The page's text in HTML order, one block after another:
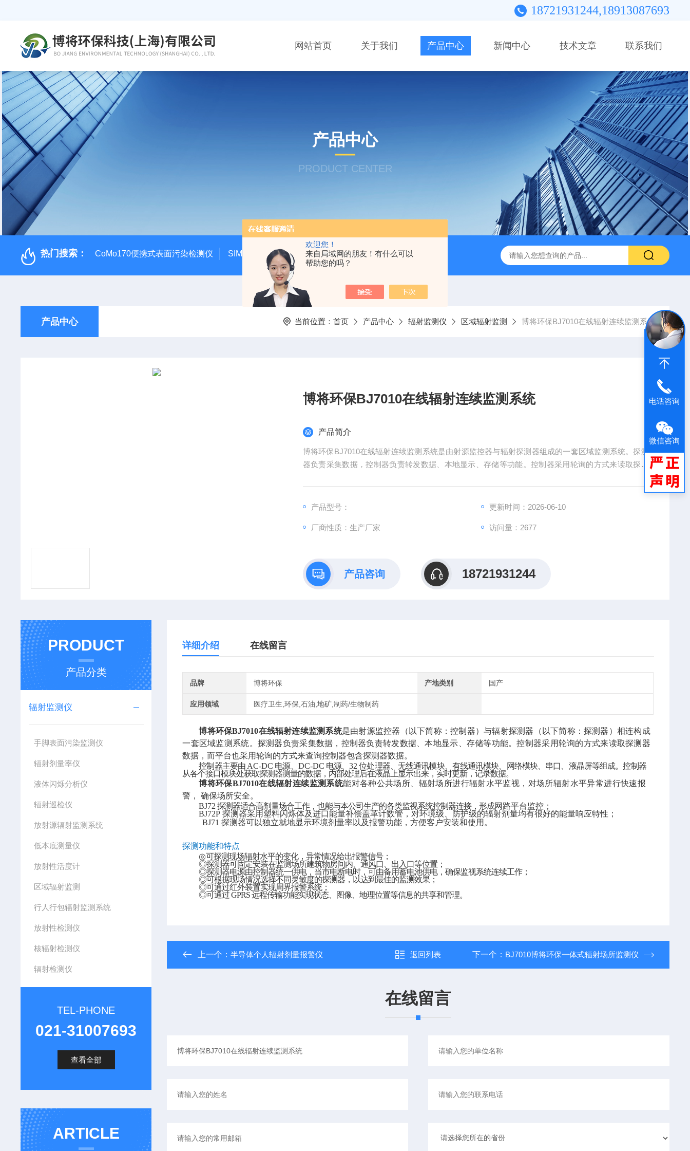
欢迎您！
来自局域网的朋友！有什么可以
帮助您的吗？
18721931244,18913087693
网站首页 关于我们 产品中心 新闻中心 技术文章 联系我们
产品中心
PRODUCT CENTER
热门搜索： CoMo170便携式表面污染检测仪 SIM-MAX LSA3000超低本底液体闪烁谱仪 LSC-8000液闪仪实验分析设备 手持式背散射检查仪 中子个人剂量报警仪
产品中心 当前位置： 首页 产品中心 辐射监测仪 区域辐射监测 博将环保BJ7010在线辐射连续监测系统
博将环保BJ7010在线辐射连续监测系统
产品简介
博将环保BJ7010在线辐射连续监测系统是由射源监控器与辐射探测器组成的一套区域监测系统。探测
器负责采集数据，控制器负责转发数据、本地显示、存储等功能。控制器采用轮询的方式来读取探测
产品型号： 更新时间：2026-06-10
厂商性质：生产厂家 访问量：2677
产品咨询 18721931244
PRODUCT
产品分类
辐射监测仪
手脚表面污染监测仪
辐射剂量率仪
液体闪烁分析仪
辐射巡检仪
放射源辐射监测系统
低本底测量仪
放射性活度计
区域辐射监测
行人行包辐射监测系统
放射性检测仪
核辐射检测仪
辐射检测仪
TEL-PHONE
021-31007693
查看全部
ARTICLE
详细介绍 在线留言
品牌 博将环保 产地类别 国产
应用领域 医疗卫生,环保,石油,地矿,制药/生物制药
博将环保BJ7010在线辐射连续监测系统是由射源监控器（以下简称：控制器）与辐射探测器（以下简称：探测器）相连构成
一套区域监测系统。探测器负责采集数据，控制器负责转发数据、本地显示、存储等功能。控制器采用轮询的方式来读取探测器
数据，而平台也采用轮询的方式来查询控制器包含探测器数据。
控制器主要由 AC-DC 电源、 DC-DC 电源、32 位处理器、无线通讯模块、有线通讯模块、网络模块、串口、液晶屏等组成。控制器
从各个接口模块处获取探测器测量的数据，内部处理后在液晶上显示出来，实时更新，记录数据。
博将环保BJ7010在线辐射连续监测系统能对各种公共场所、辐射场所进行辐射水平监视，对场所辐射水平异常进行快速报
警，
确保场所安全。
BJ72 探测器适合高剂量场合工作，也能与本公司生产的各类监视系统控制器连接，形成网路平台监控；
BJ72P 探测器采用塑料闪烁体及进口能量补偿盖革计数管，对环境级、防护级的辐射剂量均有很好的能量响应特性；
BJ71 探测器可以独立就地显示环境剂量率以及报警功能，方便客户安装和使用。
探测功能和特点
◎可探测现场辐射水平的变化，异常情况给出报警信号；
◎探测器可固定安装在监测场所建筑物房间内、通风口、出入口等位置；
◎探测器电源由控制器统一供电，当市电断电时，可由备用蓄电池供电，确保监视系统连续工作；
◎可根据现场情况选择不同灵敏度的探测器，以达到最佳的监测效果；
◎可通过红外装置实现周界报警系统；
◎可通过 GPRS 远程传输功能实现状态、图像、地理位置等信息的共享和管理。
上一个：半导体个人辐射剂量报警仪 返回列表 下一个： BJ7010博将环保一体式辐射场所监测仪
在线留言
电话咨询
微信咨询